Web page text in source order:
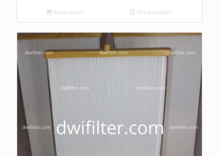
Read more Show Details